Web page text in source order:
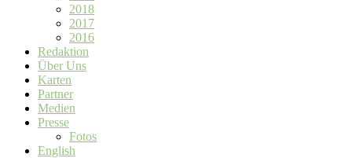
2018
2017
2016
Redaktion
Über Uns
Karten
Partner
Medien
Presse
Fotos
English